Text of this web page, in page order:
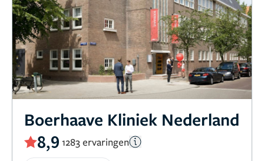
Boerhaave Kliniek Nederland
8,9 1283 ervaringen